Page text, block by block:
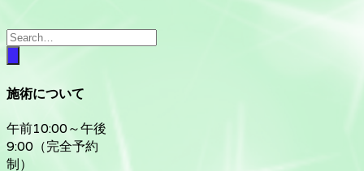
施術について
午前10:00～午後
9:00（完全予約
制）